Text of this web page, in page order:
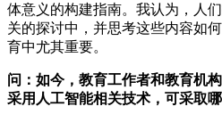
体意义的构建指南。我认为，人
关的探讨中，并思考这些内容如
育中尤其重要。
问：如今，教育工作者和教育机
采用人工智能相关技术，可采取